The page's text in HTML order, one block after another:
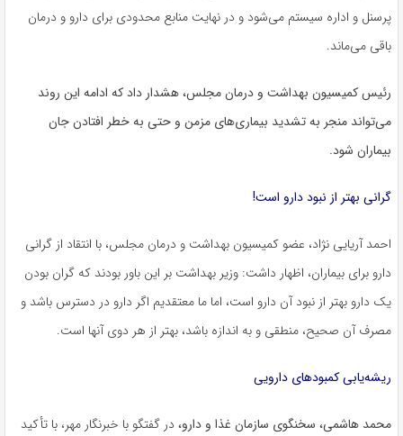
پرسنل و اداره سیستم می‌شود و در نهایت منابع محدودی برای دارو و درمان
باقی می‌ماند.
رئیس کمیسیون بهداشت و درمان مجلس، هشدار داد که ادامه این روند
می‌تواند منجر به تشدید بیماری‌های مزمن و حتی به خطر افتادن جان
بیماران شود.
گرانی بهتر از نبود دارو است!
احمد آریایی نژاد، عضو کمیسیون بهداشت و درمان مجلس، با انتقاد از گرانی
دارو برای بیماران، اظهار داشت: وزیر بهداشت بر این باور بودند که گران بودن
یک دارو بهتر از نبود آن دارو است، اما ما معتقدیم اگر دارو در دسترس باشد و
مصرف آن صحیح، منطقی و به‌ اندازه باشد، بهتر از هر دوی آنها است.
ریشه‌یابی کمبودهای دارویی
محمد هاشمی، سخنگوی سازمان غذا و دارو، در گفتگو با خبرنگار مهر، با تأکید